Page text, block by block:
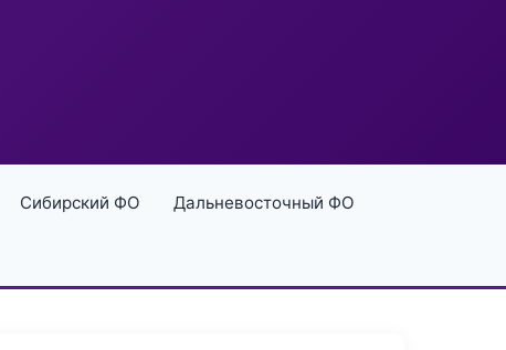
Сибирский ФО Дальневосточный ФО